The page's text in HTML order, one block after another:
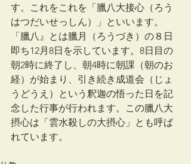
す。これをこれを「臘八大接心（ろう
はつだいせっしん）」といいます。
「臘八』とは臘月（ろうづき）の８日
即ち12月8日を示しています。8日目の
朝2時に終了し、朝4時に朝課（朝のお
経）が始まり、引き続き成道会（じょ
うどうえ）という釈迦の悟った日を記
念した行事が行われます。この臘八大
摂心は「雲水殺しの大摂心」とも呼ば
れています。